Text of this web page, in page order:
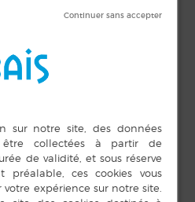
ORGANISATEUR
Unisson Musique
Solidarité